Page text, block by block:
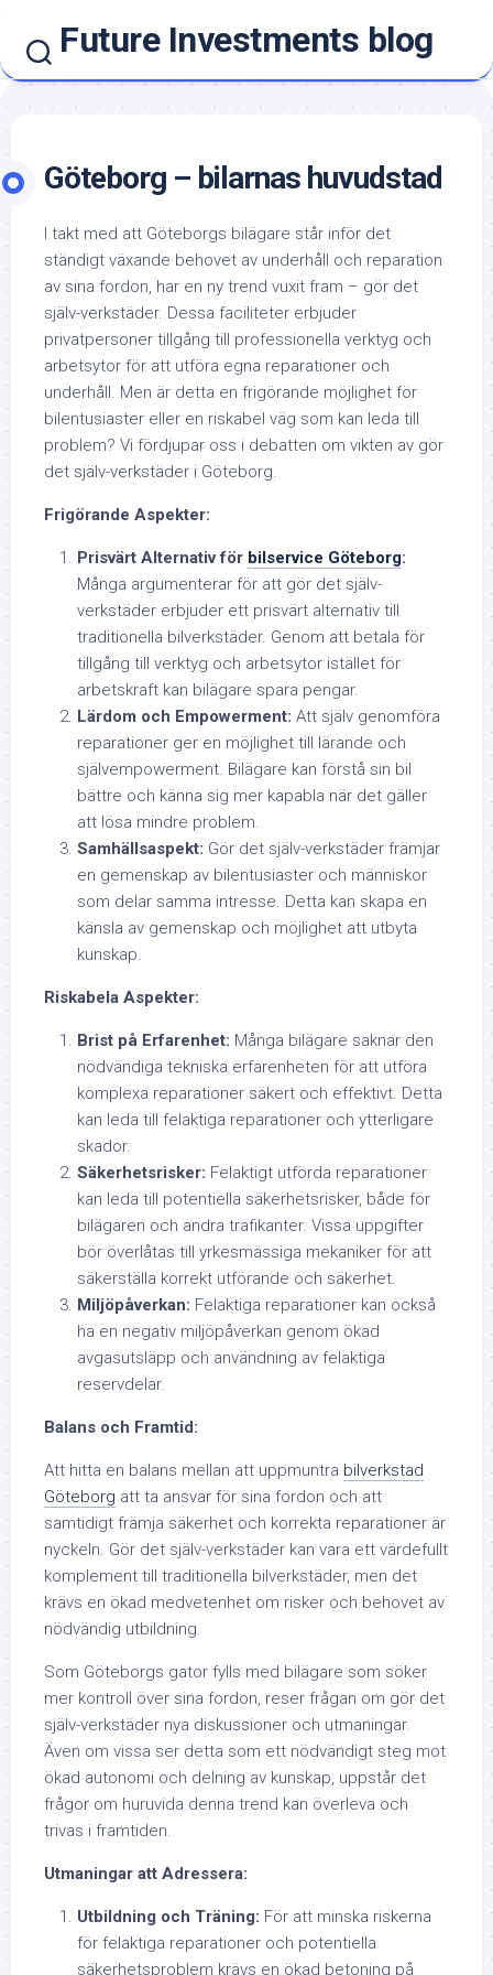
innehåll Future Investments blog
Göteborg – bilarnas huvudstad
I takt med att Göteborgs bilägare står inför det
ständigt växande behovet av underhåll och reparation
av sina fordon, har en ny trend vuxit fram – gör det
själv-verkstäder. Dessa faciliteter erbjuder
privatpersoner tillgång till professionella verktyg och
arbetsytor för att utföra egna reparationer och
underhåll. Men är detta en frigörande möjlighet för
bilentusiaster eller en riskabel väg som kan leda till
problem? Vi fördjupar oss i debatten om vikten av gör
det själv-verkstäder i Göteborg.
Frigörande Aspekter:
Prisvärt Alternativ för bilservice Göteborg:
Många argumenterar för att gör det själv-
verkstäder erbjuder ett prisvärt alternativ till
traditionella bilverkstäder. Genom att betala för
tillgång till verktyg och arbetsytor istället för
arbetskraft kan bilägare spara pengar.
Lärdom och Empowerment: Att själv genomföra
reparationer ger en möjlighet till lärande och
självempowerment. Bilägare kan förstå sin bil
bättre och känna sig mer kapabla när det gäller
att lösa mindre problem.
Samhällsaspekt: Gör det själv-verkstäder främjar
en gemenskap av bilentusiaster och människor
som delar samma intresse. Detta kan skapa en
känsla av gemenskap och möjlighet att utbyta
kunskap.
Riskabela Aspekter:
Brist på Erfarenhet: Många bilägare saknar den
nödvändiga tekniska erfarenheten för att utföra
komplexa reparationer säkert och effektivt. Detta
kan leda till felaktiga reparationer och ytterligare
skador.
Säkerhetsrisker: Felaktigt utförda reparationer
kan leda till potentiella säkerhetsrisker, både för
bilägaren och andra trafikanter. Vissa uppgifter
bör överlåtas till yrkesmässiga mekaniker för att
säkerställa korrekt utförande och säkerhet.
Miljöpåverkan: Felaktiga reparationer kan också
ha en negativ miljöpåverkan genom ökad
avgasutsläpp och användning av felaktiga
reservdelar.
Balans och Framtid:
Att hitta en balans mellan att uppmuntra bilverkstad
Göteborg att ta ansvar för sina fordon och att
samtidigt främja säkerhet och korrekta reparationer är
nyckeln. Gör det själv-verkstäder kan vara ett värdefullt
komplement till traditionella bilverkstäder, men det
krävs en ökad medvetenhet om risker och behovet av
nödvändig utbildning.
Som Göteborgs gator fylls med bilägare som söker
mer kontroll över sina fordon, reser frågan om gör det
själv-verkstäder nya diskussioner och utmaningar.
Även om vissa ser detta som ett nödvändigt steg mot
ökad autonomi och delning av kunskap, uppstår det
frågor om huruvida denna trend kan överleva och
trivas i framtiden.
Utmaningar att Adressera:
Utbildning och Träning: För att minska riskerna
för felaktiga reparationer och potentiella
säkerhetsproblem krävs en ökad betoning på